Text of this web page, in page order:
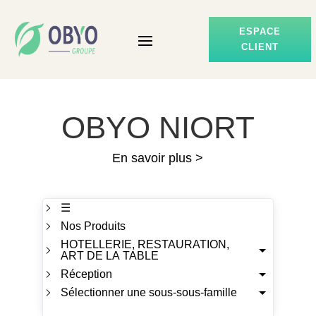
ESPACE
CLIENT
OBYO NIORT
En savoir plus >
☰
Nos Produits
HOTELLERIE, RESTAURATION,
ART DE LA TABLE
Réception
Sélectionner une sous-sous-famille